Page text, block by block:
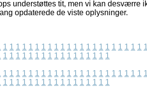
understøttes tit, men vi kan desværre
opdaterede de viste oplysninger.
1 1 1 1 1 1 1 1 1 1 1 1 1 1 1 1 1 1 1 1 1 1 1
1 1 1 1 1 1 1 1 1 1 1 1 1 1 1 1 1
1 1 1 1 1 1 1 1 1 1 1 1 1 1 1 1 1 1 1 1 1 1 1
1 1 1 1 1 1 1 1 1 1 1 1 1 1 1 1 1